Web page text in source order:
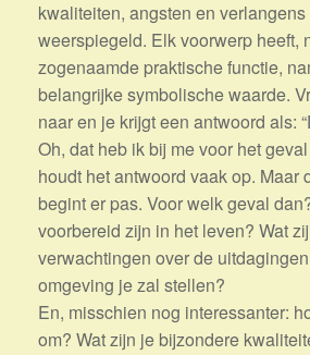
kwaliteiten, angsten en
weerspiegeld. Elk voorwerp heeft,
zogenaamde praktische functie,
belangrijke symbolische waarde.
naar en je krijgt een antwoord als:
Oh, dat heb ik bij me voor het
houdt het antwoord vaak op. Maar
begint er pas. Voor welk geval
voorbereid zijn in het leven? Wat
verwachtingen over de
omgeving je zal stellen?
En, misschien nog interessanter:
om? Wat zijn je bijzondere